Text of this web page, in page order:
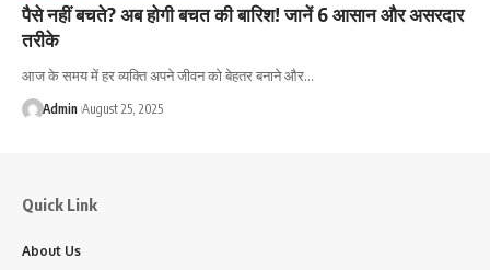
पैसे नहीं बचते? अब होगी बचत की बारिश! जानें 6 आसान और असरदार
तरीके
आज के समय में हर व्यक्ति अपने जीवन को बेहतर बनाने और…
Admin August 25, 2025
Quick Link
About Us